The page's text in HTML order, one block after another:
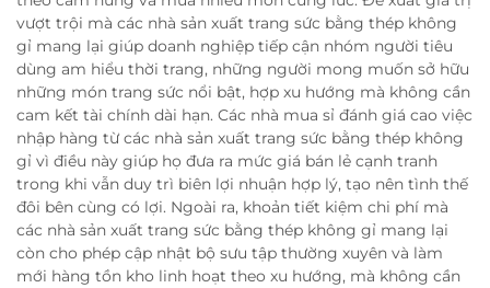
vượt trội mà các nhà sản xuất trang sức bằng thép không
gỉ mang lại giúp doanh nghiệp tiếp cận nhóm người tiêu
dùng am hiểu thời trang, những người mong muốn sở hữu
những món trang sức nổi bật, hợp xu hướng mà không cần
cam kết tài chính dài hạn. Các nhà mua sỉ đánh giá cao việc
nhập hàng từ các nhà sản xuất trang sức bằng thép không
gỉ vì điều này giúp họ đưa ra mức giá bán lẻ cạnh tranh
trong khi vẫn duy trì biên lợi nhuận hợp lý, tạo nên tình thế
đôi bên cùng có lợi. Ngoài ra, khoản tiết kiệm chi phí mà
các nhà sản xuất trang sức bằng thép không gỉ mang lại
còn cho phép cập nhật bộ sưu tập thường xuyên và làm
mới hàng tồn kho linh hoạt theo xu hướng, mà không cần